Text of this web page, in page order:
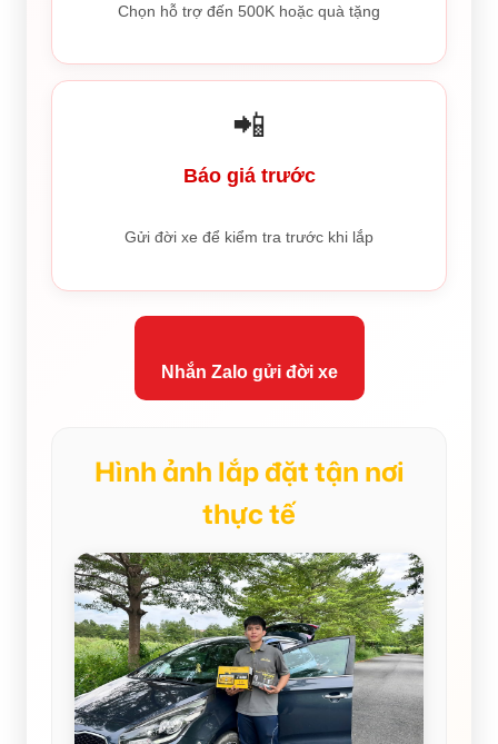
Chọn hỗ trợ đến 500K hoặc quà tặng
📲
Báo giá trước
Gửi đời xe để kiểm tra trước khi lắp
Nhắn Zalo gửi đời xe
Hình ảnh lắp đặt tận nơi
thực tế